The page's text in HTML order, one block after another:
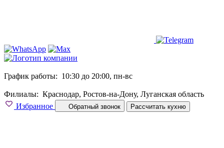
График работы: 10:30 до 20:00, пн-вс
Филиалы: Краснодар, Ростов-на-Дону, Луганская область
Избранное
Обратный звонок Рассчитать кухню